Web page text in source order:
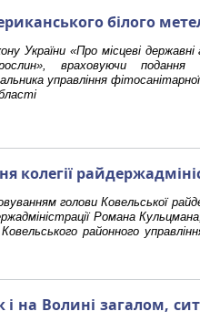
білого
України «Про місцеві
враховуючи подання
управління
колегії
голови Ковельської
Романа
районного управління
на Волині загалом,